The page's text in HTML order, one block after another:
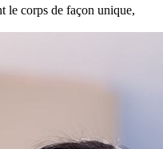
le corps de façon unique,